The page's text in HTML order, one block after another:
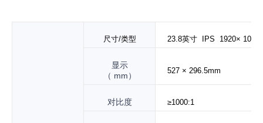
尺寸/类型 23.8英寸 IPS 1920× 1080
显示
（ mm）
527 × 296.5mm
对比度 ≥1000:1